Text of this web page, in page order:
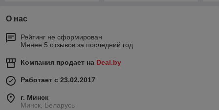
О нас
Рейтинг не сформирован
Менее 5 отзывов за последний год
Компания продает на Deal.by
Работает с 23.02.2017
г. Минск
Минск, Беларусь